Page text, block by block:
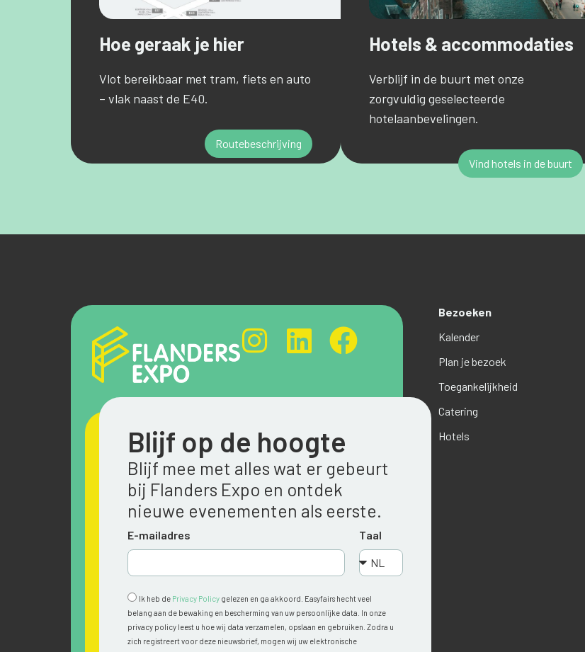
Hoe geraak je hier
Vlot bereikbaar met tram, fiets en auto
– vlak naast de E40.
Routebeschrijving
Hotels & accommodaties
Verblijf in de buurt met onze
zorgvuldig geselecteerde
hotelaanbevelingen.
Vind hotels in de buurt
Blijf op de hoogte
Blijf mee met alles wat er gebeurt
bij Flanders Expo en ontdek
nieuwe evenementen als eerste.
E-mailadres Taal
Ik heb de Privacy Policy gelezen en ga akkoord. Easyfairs hecht veel
belang aan de bewaking en bescherming van uw persoonlijke data. In onze
privacy policy leest u hoe wij data verzamelen, opslaan en gebruiken. Zodra u
zich registreert voor deze nieuwsbrief, mogen wij uw elektronische
Bezoeken
Kalender
Plan je bezoek
Toegankelijkheid
Catering
Hotels